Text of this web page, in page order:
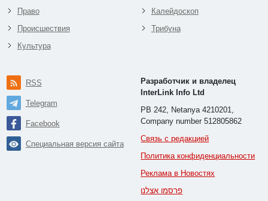
Право
Происшествия
Культура
Калейдоскоп
Трибуна
RSS
Telegram
Facebook
Специальная версия сайта
Разработчик и владелец
InterLink Info Ltd
PB 242, Netanya 4210201,
Company number 512805862
Связь с редакцией
Политика конфиденциальности
Реклама в Новостях
פרסמו אצלנו